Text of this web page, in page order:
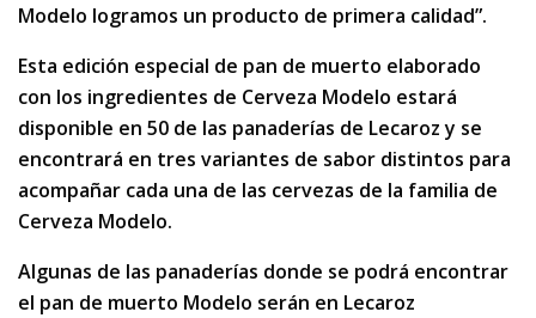
Modelo logramos un producto de primera calidad”.
Esta edición especial de pan de muerto elaborado
con los ingredientes de Cerveza Modelo estará
disponible en 50 de las panaderías de Lecaroz y se
encontrará en tres variantes de sabor distintos para
acompañar cada una de las cervezas de la familia de
Cerveza Modelo.
Algunas de las panaderías donde se podrá encontrar
el pan de muerto Modelo serán en Lecaroz